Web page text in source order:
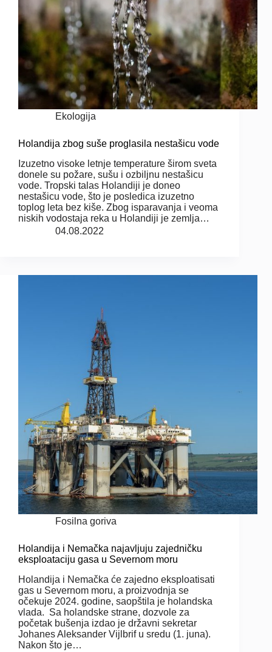
Ekologija
Holandija zbog suše proglasila nestašicu vode
Izuzetno visoke letnje temperature širom sveta
donele su požare, sušu i ozbiljnu nestašicu
vode. Tropski talas Holandiji je doneo
nestašicu vode, što je posledica izuzetno
toplog leta bez kiše. Zbog isparavanja i veoma
niskih vodostaja reka u Holandiji je zemlja…
04.08.2022
Fosilna goriva
Holandija i Nemačka najavljuju zajedničku
eksploataciju gasa u Severnom moru
Holandija i Nemačka će zajedno eksploatisati
gas u Severnom moru, a proizvodnja se
očekuje 2024. godine, saopštila je holandska
vlada. Sa holandske strane, dozvole za
početak bušenja izdao je državni sekretar
Johanes Aleksander Vijlbrif u sredu (1. juna).
Nakon što je…